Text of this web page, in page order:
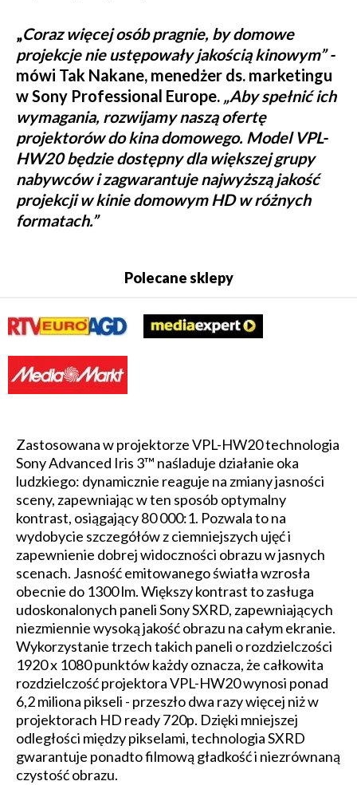
„Coraz więcej osób pragnie, by domowe
projekcje nie ustępowały jakością kinowym” -
mówi Tak Nakane, menedżer ds. marketingu
w Sony Professional Europe. „Aby spełnić ich
wymagania, rozwijamy naszą ofertę
projektorów do kina domowego. Model VPL-
HW20 będzie dostępny dla większej grupy
nabywców i zagwarantuje najwyższą jakość
projekcji w kinie domowym HD w różnych
formatach.”
Polecane sklepy
Zastosowana w projektorze VPL-HW20 technologia
Sony Advanced Iris 3™ naśladuje działanie oka
ludzkiego: dynamicznie reaguje na zmiany jasności
sceny, zapewniając w ten sposób optymalny
kontrast, osiągający 80 000:1. Pozwala to na
wydobycie szczegółów z ciemniejszych ujęć i
zapewnienie dobrej widoczności obrazu w jasnych
scenach. Jasność emitowanego światła wzrosła
obecnie do 1300 lm. Większy kontrast to zasługa
udoskonalonych paneli Sony SXRD, zapewniających
niezmiennie wysoką jakość obrazu na całym ekranie.
Wykorzystanie trzech takich paneli o rozdzielczości
1920 x 1080 punktów każdy oznacza, że całkowita
rozdzielczość projektora VPL-HW20 wynosi ponad
6,2 miliona pikseli - przeszło dwa razy więcej niż w
projektorach HD ready 720p. Dzięki mniejszej
odległości między pikselami, technologia SXRD
gwarantuje ponadto filmową gładkość i niezrównaną
czystość obrazu.